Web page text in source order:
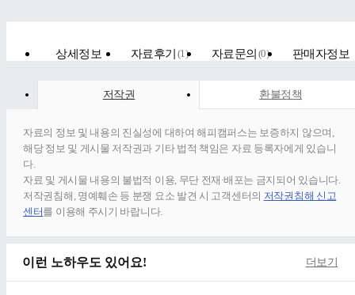
상세정보 자료후기 (1) 자료문의 (0) 판매자정보
저작권 환불정책
자료의 정보 및 내용의 진실성에 대하여 해피캠퍼스는 보증하지 않으며,
해당 정보 및 게시물 저작권과 기타 법적 책임은 자료 등록자에게 있습니
다.
자료 및 게시물 내용의 불법적 이용, 무단 전재∙배포는 금지되어 있습니다.
저작권침해, 명예훼손 등 분쟁 요소 발견 시 고객센터의 저작권침해 신고
센터를 이용해 주시기 바랍니다.
이런 노하우도 있어요! 더보기